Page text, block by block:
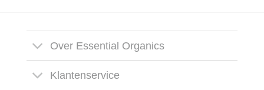
Over Essential Organics
Klantenservice